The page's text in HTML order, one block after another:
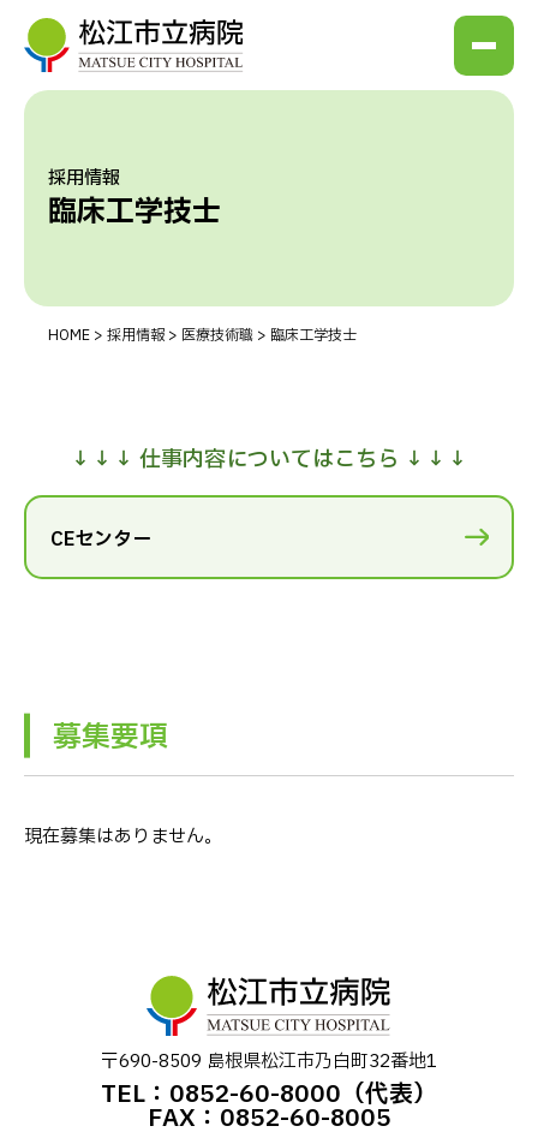
採用情報
臨床工学技士
HOME > 採用情報 > 医療技術職 > 臨床工学技士
↓↓↓ 仕事内容についてはこちら ↓↓↓
CEセンター
募集要項
現在募集はありません。
〒690-8509 島根県松江市乃⽩町32番地1
TEL：0852-60-8000（代表）
FAX：0852-60-8005